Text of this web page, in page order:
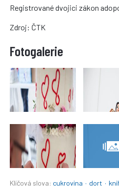
Registrované dvojici zákon
Zdroj: ČTK
Klíčová slova: cukrovina · dort ·